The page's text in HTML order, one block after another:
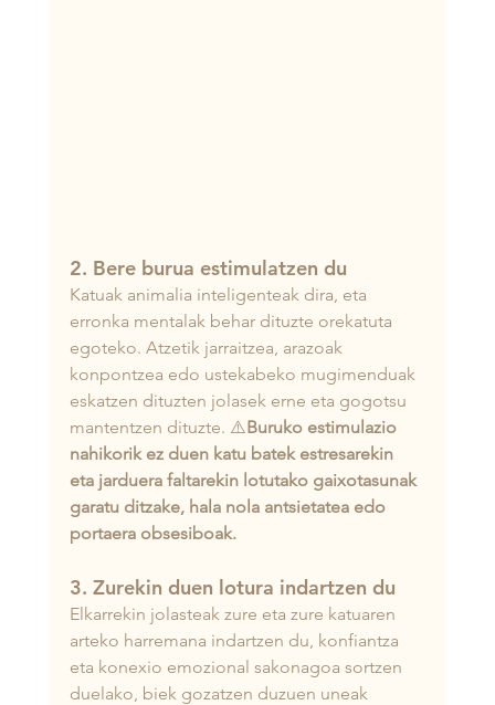
2. Bere burua estimulatzen du
Katuak animalia inteligenteak dira, eta
erronka mentalak behar dituzte orekatuta
egoteko. Atzetik jarraitzea, arazoak
konpontzea edo ustekabeko mugimenduak
eskatzen dituzten jolasek erne eta gogotsu
mantentzen dituzte. ⚠️Buruko estimulazio
nahikorik ez duen katu batek estresarekin
eta jarduera faltarekin lotutako gaixotasunak
garatu ditzake, hala nola antsietatea edo
portaera obsesiboak.
3. Zurekin duen lotura indartzen du
Elkarrekin jolasteak zure eta zure katuaren
arteko harremana indartzen du, konfiantza
eta konexio emozional sakonagoa sortzen
duelako, biek gozatzen duzuen uneak